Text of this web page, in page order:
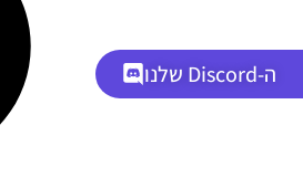
ה-Discord שלנו